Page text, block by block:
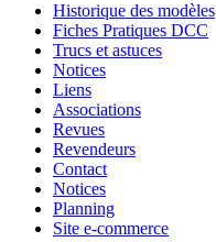
Historique des modèles
Fiches Pratiques DCC
Trucs et astuces
Notices
Liens
Associations
Revues
Revendeurs
Contact
Notices
Planning
Site e-commerce